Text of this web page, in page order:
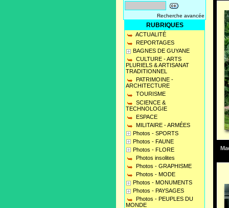
Recherche avancée
RUBRIQUES
ACTUALITÉ
REPORTAGES
BAGNES DE GUYANE
CULTURE - ARTS
PLURIELS & ARTISANAT
TRADITIONNEL
PATRIMOINE -
ARCHITECTURE
TOURISME
SCIENCE &
TECHNOLOGIE
ESPACE
MILITAIRE - ARMÉES
Photos - SPORTS
Photos - FAUNE
Photos - FLORE
Photos insolites
Photos - GRAPHISME
Photos - MODE
Photos - MONUMENTS
Photos - PAYSAGES
Photos - PEUPLES DU
MONDE